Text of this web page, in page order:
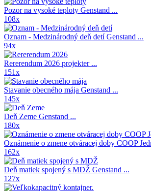
Pozor na vysoké teploty Genstand ...
108x
Oznam - Medzinárodný deň detíGenstand ...
94x
Rererendum 2026 projekter ...
151x
Stavanie obecného mája Genstand ...
145x
Deň Zeme Genstand ...
180x
Oznámenie o zmene otváracej doby COOP
162x
Deň matiek spojený s MDŽ Genstand ...
127x